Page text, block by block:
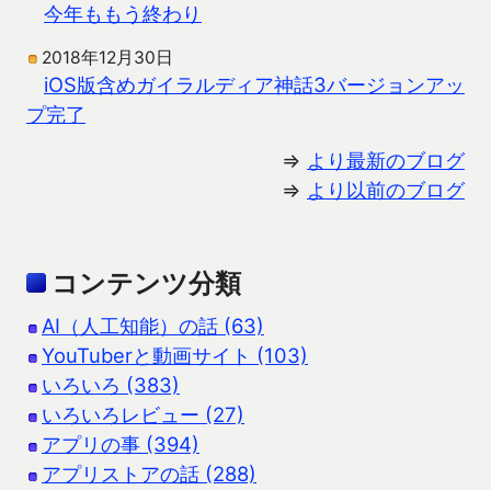
今年ももう終わり
2018年12月30日
iOS版含めガイラルディア神話3バージョンアッ
プ完了
⇒ より最新のブログ
⇒ より以前のブログ
コンテンツ分類
AI（人工知能）の話 (63)
YouTuberと動画サイト (103)
いろいろ (383)
いろいろレビュー (27)
アプリの事 (394)
アプリストアの話 (288)